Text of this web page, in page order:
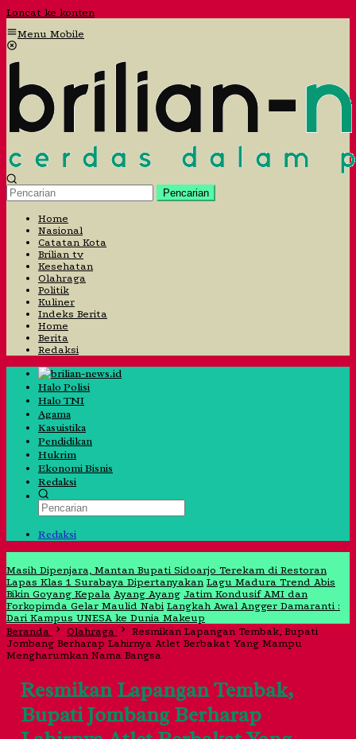
Loncat ke konten
Menu Mobile
Pencarian
Home
Nasional
Catatan Kota
Brilian tv
Kesehatan
Olahraga
Politik
Kuliner
Indeks Berita
Home
Berita
Redaksi
Halo Polisi
Halo TNI
Agama
Kasuistika
Pendidikan
Hukrim
Ekonomi Bisnis
Redaksi
Redaksi
Masih Dipenjara, Mantan Bupati Sidoarjo Terekam di Restoran
Lapas Klas 1 Surabaya Dipertanyakan Lagu Madura Trend Abis
Bikin Goyang Kepala Ayang Ayang Jatim Kondusif AMI dan
Forkopimda Gelar Maulid Nabi Langkah Awal Angger Damaranti :
Dari Kampus UNESA ke Dunia Makeup
Beranda
Olahraga
Resmikan Lapangan Tembak, Bupati
Jombang Berharap Lahirnya Atlet Berbakat Yang Mampu
Mengharumkan Nama Bangsa
Resmikan Lapangan Tembak,
Bupati Jombang Berharap